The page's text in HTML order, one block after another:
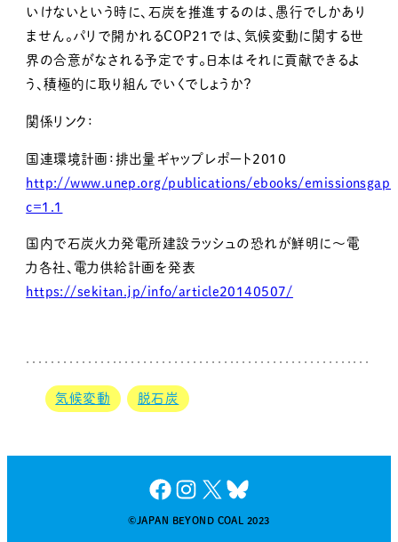
いけないという時に、石炭を推進するのは、愚行でしかあり
ません。パリで開かれるCOP21では、気候変動に関する世
界の合意がなされる予定です。日本はそれに貢献できるよ
う、積極的に取り組んでいくでしょうか？
関係リンク：
国連環境計画：排出量ギャップレポート2010
http://www.unep.org/publications/ebooks/
c=1.1
国内で石炭火力発電所建設ラッシュの恐れが鮮明に～電
力各社、電力供給計画を発表
https://sekitan.jp/info/article20140507/
気候変動 脱石炭
Facebook InstagramX Bluesky
©JAPAN BEYOND COAL 2023